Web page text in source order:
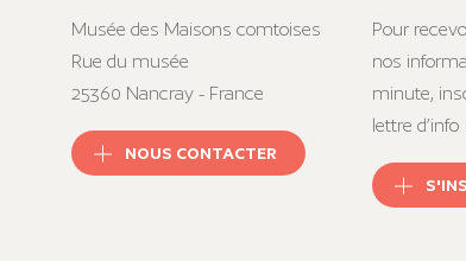
Musée des Maisons comtoises
Rue du musée
25360 Nancray - France
NOUS CONTACTER
Pour
nos
minute,
lettre d’info !